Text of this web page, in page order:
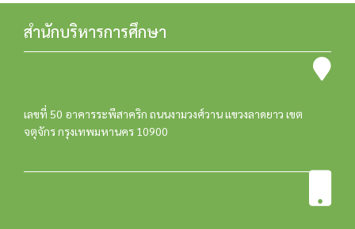
สำนักบริหารการศึกษา
เลขที่ 50 อาคารระพีสาคริก ถนนงามวงศ์วาน แขวงลาดยาว เขต
จตุจักร กรุงเทพมหานคร 10900